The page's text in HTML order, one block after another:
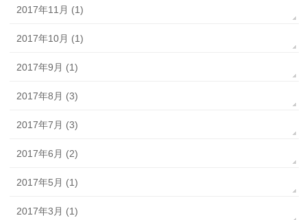
2017年11月 (1)
2017年10月 (1)
2017年9月 (1)
2017年8月 (3)
2017年7月 (3)
2017年6月 (2)
2017年5月 (1)
2017年3月 (1)